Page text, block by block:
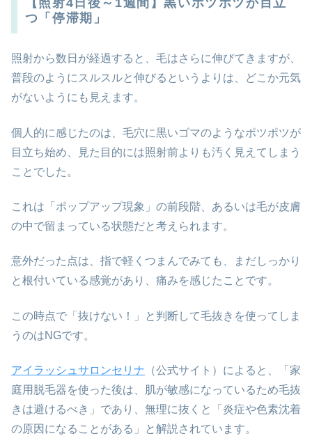
つ「停滞期」
照射から数日が経過すると、毛はさらに伸びてきますが、
普段のようにスルスルと伸びるというよりは、どこか元気
がないようにも見えます。
個人的に感じたのは、毛穴に黒いゴマのようなポツポツが
目立ち始め、見た目的には照射前よりも汚く見えてしまう
ことでした。
これは「ポップアップ現象」の前段階、あるいは毛が皮膚
の中で留まっている状態だと考えられます。
意外だった点は、指で軽くつまんでみても、まだしっかり
と根付いている感覚があり、痛みを感じたことです。
この時点で「抜けない！」と判断して毛抜きを使ってしま
うのはNGです。
アイラッシュサロンセリナ （公式サイト）によると、「家
庭用脱毛器を使った後は、肌が敏感になっているため毛抜
きは避けるべき」であり、無理に抜くと「炎症や色素沈着
の原因になることがある」と解説されています。